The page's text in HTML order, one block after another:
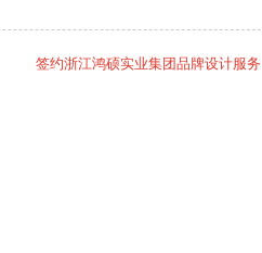
签约浙江鸿硕实业集团品牌设计服务